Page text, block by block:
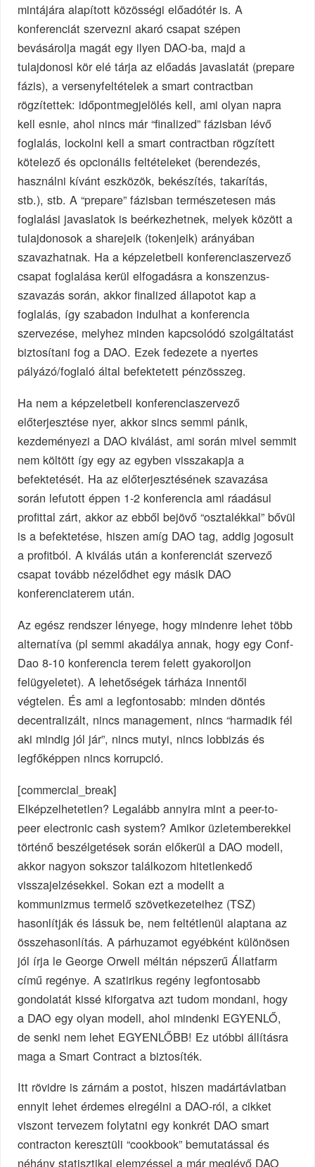
mintájára alapított közösségi előadótér is. A
konferenciát szervezni akaró csapat szépen
bevásárolja magát egy ilyen DAO-ba, majd a
tulajdonosi kör elé tárja az előadás javaslatát (prepare
fázis), a versenyfeltételek a smart contractban
rögzítettek: időpontmegjelölés kell, ami olyan napra
kell esnie, ahol nincs már “finalized” fázisban lévő
foglalás, lockolni kell a smart contractban rögzített
kötelező és opcionális feltételeket (berendezés,
használni kívánt eszközök, bekészítés, takarítás,
stb.), stb. A “prepare” fázisban természetesen más
foglalási javaslatok is beérkezhetnek, melyek között a
tulajdonosok a sharejeik (tokenjeik) arányában
szavazhatnak. Ha a képzeletbeli konferenciaszervező
csapat foglalása kerül elfogadásra a konszenzus-
szavazás során, akkor finalized állapotot kap a
foglalás, így szabadon indulhat a konferencia
szervezése, melyhez minden kapcsolódó szolgáltatást
biztosítani fog a DAO. Ezek fedezete a nyertes
pályázó/foglaló által befektetett pénzösszeg.
Ha nem a képzeletbeli konferenciaszervező
előterjesztése nyer, akkor sincs semmi pánik,
kezdeményezi a DAO kiválást, ami során mivel semmit
nem költött így egy az egyben visszakapja a
befektetését. Ha az előterjesztésének szavazása
során lefutott éppen 1-2 konferencia ami ráadásul
profittal zárt, akkor az ebből bejövő “osztalékkal” bővül
is a befektetése, hiszen amíg DAO tag, addig jogosult
a profitból. A kiválás után a konferenciát szervező
csapat tovább nézelődhet egy másik DAO
konferenciaterem után.
Az egész rendszer lényege, hogy mindenre lehet több
alternatíva (pl semmi akadálya annak, hogy egy Conf-
Dao 8-10 konferencia terem felett gyakoroljon
felügyeletet). A lehetőségek tárháza innentől
végtelen. És ami a legfontosabb: minden döntés
decentralizált, nincs management, nincs “harmadik fél
aki mindig jól jár”, nincs mutyi, nincs lobbizás és
legfőképpen nincs korrupció.
[commercial_break]
Elképzelhetetlen? Legalább annyira mint a peer-to-
peer electronic cash system? Amikor üzletemberekkel
történő beszélgetések során előkerül a DAO modell,
akkor nagyon sokszor találkozom hitetlenkedő
visszajelzésekkel. Sokan ezt a modellt a
kommunizmus termelő szövetkezeteihez (TSZ)
hasonlítják és lássuk be, nem feltétlenül alaptana az
összehasonlítás. A párhuzamot egyébként különösen
jól írja le George Orwell méltán népszerű Állatfarm
című regénye. A szatirikus regény legfontosabb
gondolatát kissé kiforgatva azt tudom mondani, hogy
a DAO egy olyan modell, ahol mindenki EGYENLŐ,
de senki nem lehet EGYENLŐBB! Ez utóbbi állításra
maga a Smart Contract a biztosíték.
Itt rövidre is zárnám a postot, hiszen madártávlatban
ennyit lehet érdemes elregélni a DAO-ról, a cikket
viszont tervezem folytatni egy konkrét DAO smart
contracton keresztüli “cookbook” bemutatással és
néhány statisztikai elemzéssel a már meglévő DAO